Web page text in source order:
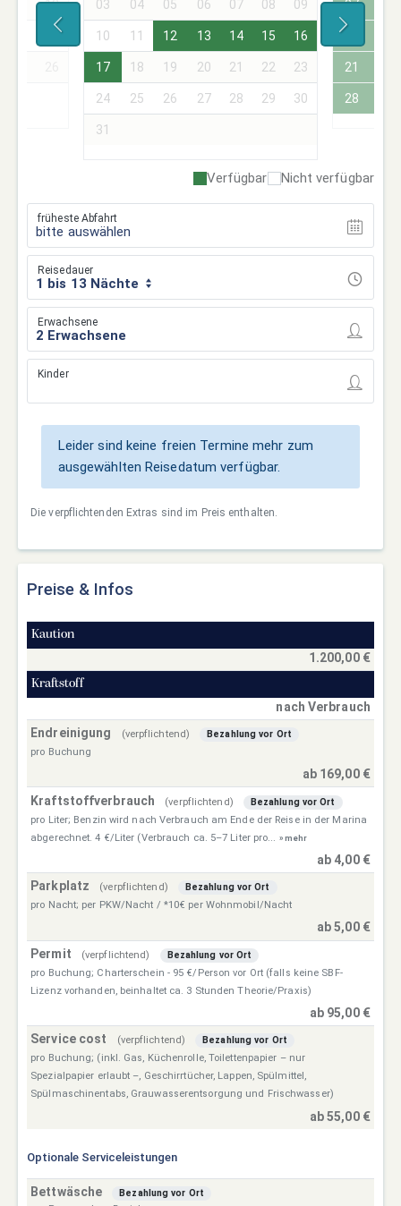
12
19
03 04 05 06 07 08 09
10 11 12 13 14 15 16
17 18 19 20 21 22 23
24 25 26 27 28 29 30
31
07
21
28
Verfügbar Nicht verfügbar
früheste Abfahrt
bitte auswählen
Reisedauer
1 bis 13 Nächte
Erwachsene
Kinder
Leider sind keine freien Termine mehr zum
ausgewählten Reisedatum verfügbar.
Die verpflichtenden Extras sind im Preis enthalten.
Preise & Infos
Kaution
1.200,00 €
Kraftstoff
nach Verbrauch
Endreinigung
(verpflichtend)
Bezahlung vor Ort
pro Buchung
ab 169,00 €
Kraftstoffverbrauch
(verpflichtend)
Bezahlung vor Ort
pro Liter; Benzin wird nach Verbrauch am Ende der Reise in der Marina
abgerechnet. 4 €/Liter (Verbrauch ca. 5–7 Liter pro... » mehr
ab 4,00 €
Parkplatz
(verpflichtend)
Bezahlung vor Ort
pro Nacht; per PKW/Nacht / *10€ per Wohnmobil/Nacht
ab 5,00 €
Permit
(verpflichtend)
Bezahlung vor Ort
pro Buchung; Charterschein - 95 €/Person vor Ort (falls keine SBF-
Lizenz vorhanden, beinhaltet ca. 3 Stunden Theorie/Praxis)
ab 95,00 €
Service cost
(verpflichtend)
Bezahlung vor Ort
pro Buchung; (inkl. Gas, Küchenrolle, Toilettenpapier – nur
Spezialpapier erlaubt –, Geschirrtücher, Lappen, Spülmittel,
Spülmaschinentabs, Grauwasserentsorgung und Frischwasser)
ab 55,00 €
Optionale Serviceleistungen
Bettwäsche
Bezahlung vor Ort